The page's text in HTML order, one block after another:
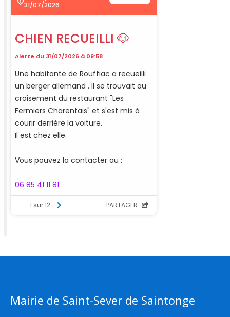
Mairie de Saint-Sever de Saintonge